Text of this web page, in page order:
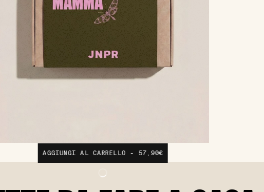
AGGIUNGI AL CARRELLO - 57,90€